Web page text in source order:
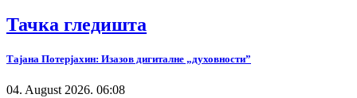
Тачка гледишта
Тајана Потерјахин: Изазов дигиталне „духовности”
04. August 2026. 06:08